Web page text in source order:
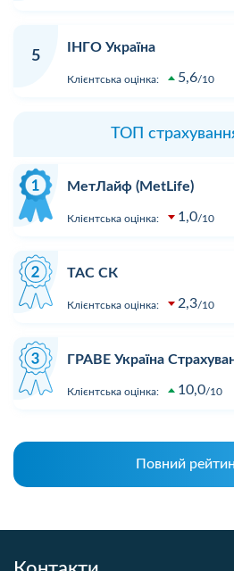
5
ІНГО Україна
Клієнтська оцінка: 5,6 10
ТОП
МетЛайф (MetLife)
Клієнтська оцінка: 1,0 10
ТАС СК
Клієнтська оцінка: 2,3 10
ГРАВЕ Україна
Клієнтська оцінка: 10,0 10
Повний